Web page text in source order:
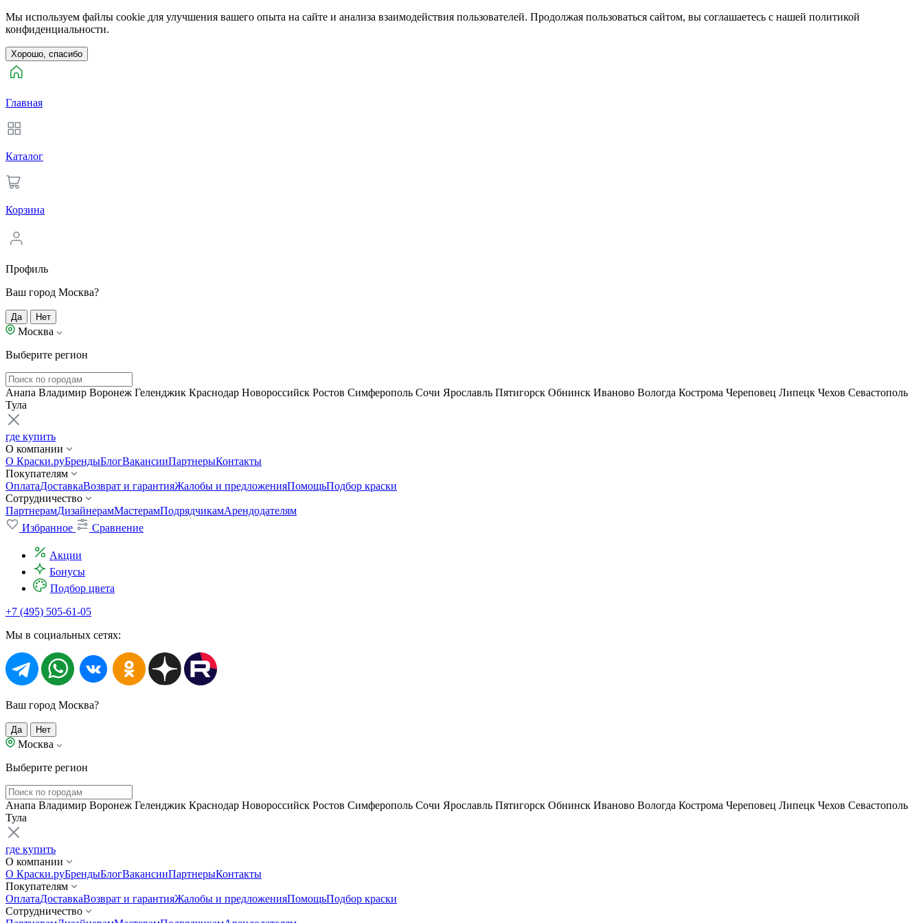
Мы используем файлы cookie для улучшения вашего опыта на сайте и анализа взаимодействия пользователей. Продолжая пользоваться сайтом, вы соглашаетесь с нашей политикой
конфиденциальности.
Хорошо, спасибо
Главная
Каталог
Корзина
Профиль
Ваш город Москва?
Да Нет
Москва
Выберите регион
Анапа Владимир Воронеж Геленджик Краснодар Новороссийск Ростов Симферополь Сочи Ярославль Пятигорск Обнинск Иваново Вологда Кострома Череповец Липецк Чехов Севастополь
Тула
где купить
О компании
О Краски.руБрендыБлогВакансииПартнерыКонтакты
Покупателям
ОплатаДоставкаВозврат и гарантияЖалобы и предложенияПомощьПодбор краски
Сотрудничество
ПартнерамДизайнерамМастерамПодрядчикамАрендодателям
Избранное
Сравнение
Акции
Бонусы
Подбор цвета
+7 (495) 505-61-05
Мы в социальных сетях:
Ваш город Москва?
Да Нет
Москва
Выберите регион
Анапа Владимир Воронеж Геленджик Краснодар Новороссийск Ростов Симферополь Сочи Ярославль Пятигорск Обнинск Иваново Вологда Кострома Череповец Липецк Чехов Севастополь
Тула
где купить
О компании
О Краски.руБрендыБлогВакансииПартнерыКонтакты
Покупателям
ОплатаДоставкаВозврат и гарантияЖалобы и предложенияПомощьПодбор краски
Сотрудничество